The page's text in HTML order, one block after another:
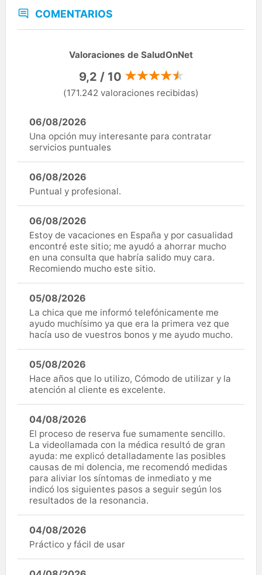
COMENTARIOS
Valoraciones de SaludOnNet
9,2 / 10
(171.242 valoraciones recibidas)
06/08/2026
Una opción muy interesante para contratar
servicios puntuales
06/08/2026
Puntual y profesional.
06/08/2026
Estoy de vacaciones en España y por casualidad
encontré este sitio; me ayudó a ahorrar mucho
en una consulta que habría salido muy cara.
Recomiendo mucho este sitio.
05/08/2026
La chica que me informó telefónicamente me
ayudo muchísimo ya que era la primera vez que
hacía uso de vuestros bonos y me ayudo mucho.
05/08/2026
Hace años que lo utilizo, Cómodo de utilizar y la
atención al cliente es excelente.
04/08/2026
El proceso de reserva fue sumamente sencillo.
La videollamada con la médica resultó de gran
ayuda: me explicó detalladamente las posibles
causas de mi dolencia, me recomendó medidas
para aliviar los síntomas de inmediato y me
indicó los siguientes pasos a seguir según los
resultados de la resonancia.
04/08/2026
Práctico y fácil de usar